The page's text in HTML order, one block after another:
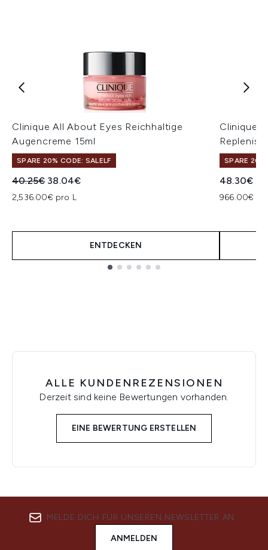
Clinique All About Eyes Reichhaltige
Augencreme 15ml
SPARE 20% CODE: SALELF
Unverbindliche Preisempfehlung:
40.25€ Aktueller Preis:
38.04€
2,536.00€ pro L
ENTDECKEN
Clinique
SPARE 20%
48.30€
966.00€
ALLE KUNDENREZENSIONEN
Derzeit sind keine Bewertungen vorhanden.
EINE BEWERTUNG ERSTELLEN
MELDE DICH FÜR UNSEREN NEWSLETTER AN
ANMELDEN